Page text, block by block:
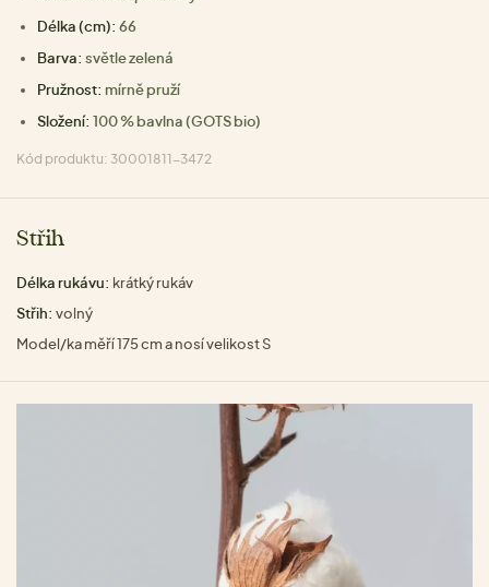
Délka (cm): 66
Barva: světle zelená
Pružnost: mírně pruží
Složení: 100 % bavlna (GOTS bio)
Kód produktu: 30001811-3472
Střih
Délka rukávu: krátký rukáv
Střih: volný
Model/ka měří 175 cm a nosí velikost S